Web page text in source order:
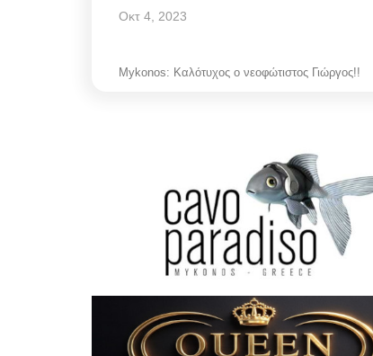
Οκτ 4, 2023
Mykonos: Καλότυχος ο νεοφώτιστος Γιώργος!!